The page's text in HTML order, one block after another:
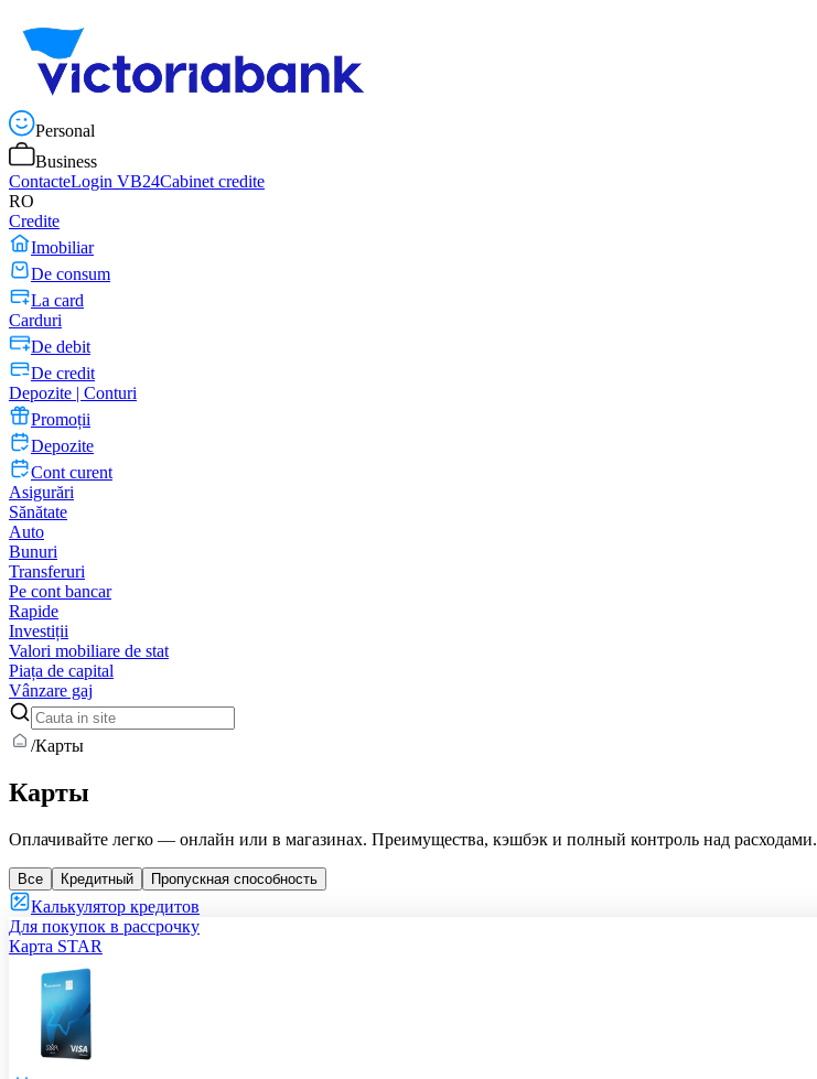
Personal
Business
ContacteLogin VB24Cabinet credite
RO
Credite
Imobiliar
De consum
La card
Carduri
De debit
De credit
Depozite | Conturi
Promoții
Depozite
Cont curent
Asigurări
Sănătate
Auto
Bunuri
Transferuri
Pe cont bancar
Rapide
Investiții
Valori mobiliare de stat
Piața de capital
Vânzare gaj
/Карты
Карты
Оплачивайте легко — онлайн или в магазинах. Преимущества, кэшбэк и полный контроль над расходами.
Все Кредитный Пропускная способность
Калькулятор кредитов
Для покупок в рассрочку
Карта STAR